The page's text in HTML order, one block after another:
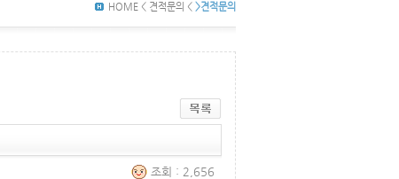
HOME < 견적문의 < >견적문의
조회 : 2,656